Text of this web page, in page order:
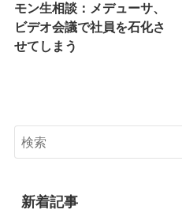
モン生相談：メデューサ、
ビデオ会議で社員を石化さ
せてしまう
新着記事